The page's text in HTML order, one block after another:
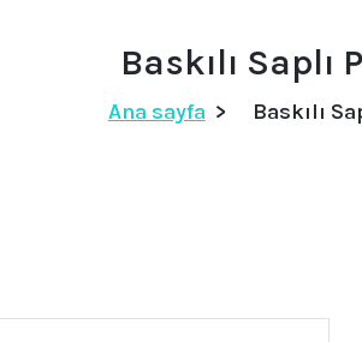
Baskılı Saplı
Ana sayfa > Baskılı